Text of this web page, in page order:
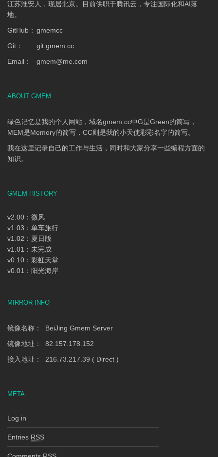
江苏淮安人，现居北京。目前供职于腾讯云，专注国际化和AI落
地。
GitHub： gmemcc
Git：
git.gmem.cc
Email：
gmem@me.com
ABOUT GMEM
绿色记忆是我的个人网站，域名gmem.cc中G是Green的简写，
MEM是Memory的简写，CC则是我的小天使彩彩名字的简写。
我在这里记录自己的工作与生活，同时和大家分享一些编程方面的
知识。
GMEM HISTORY
v2.00：微风
v1.03：单车旅行
v1.02：夏日版
v1.01：未完成
v0.10：彩虹天堂
v0.01：阳光海岸
MIRROR INFO
镜像名称： BeiJing Gmem Server
镜像地址： 82.157.178.152
接入地址： 216.73.217.39 ( Direct )
META
Log in
Entries RSS